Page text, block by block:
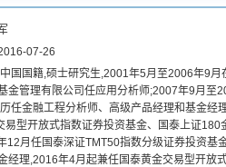
07-26
国国籍,硕士研究生,2001年5月至2006年9
金管理有限公司任应用分析师;2007年9月至
任金融工程分析师、高级产品经理和基金
易型开放式指数证券投资基金、国泰上证
12月任国泰深证TMT50指数分级证券投资
经理,2016年4月起兼任国泰黄金交易型开放